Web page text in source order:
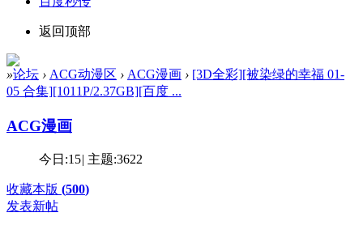
返回顶部
»论坛 › ACG动漫区 › ACG漫画 › [3D全彩][被染绿的幸福 01-
05 合集][1011P/2.37GB][百度 ...
ACG漫画
今日:15| 主题:3622
收藏本版 (500)
发表新帖